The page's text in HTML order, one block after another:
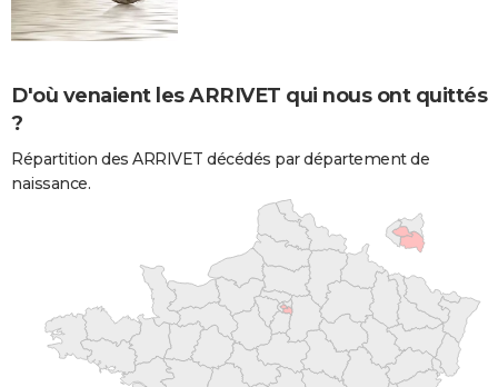
D'où venaient les ARRIVET qui nous ont quittés
?
Répartition des ARRIVET décédés par département de
naissance.